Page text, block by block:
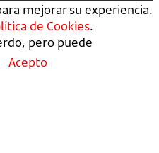
mejorar su experiencia.
de Cookies.
pero puede
Acepto